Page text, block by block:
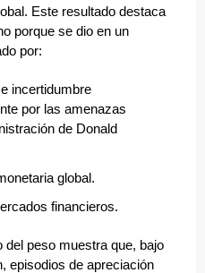
Este resultado destaca
porque se dio en un
por:
incertidumbre
por las amenazas
de Donald
global.
financieros.
peso muestra que, bajo
episodios de apreciación